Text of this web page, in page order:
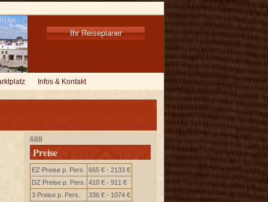
Ihr Reiseplaner
Infos & Kontakt
688
Preise
EZ Preise p. Pers.
665 € - 2133 €
DZ Preise p. Pers.
410 € - 911 €
3 Preise p. Pers.
336 € - 1074 €